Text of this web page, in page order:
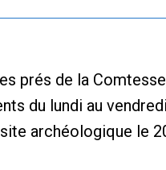
prés de la
du lundi au
archéologique le